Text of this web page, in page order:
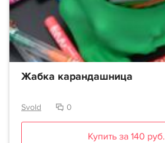
Жабка карандашница
Svold 0
Купить за 140 руб.